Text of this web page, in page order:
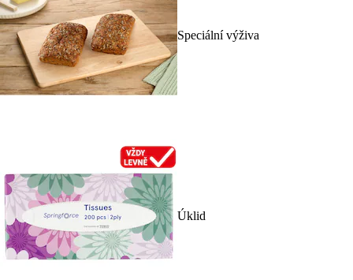
Speciální výživa
Úklid